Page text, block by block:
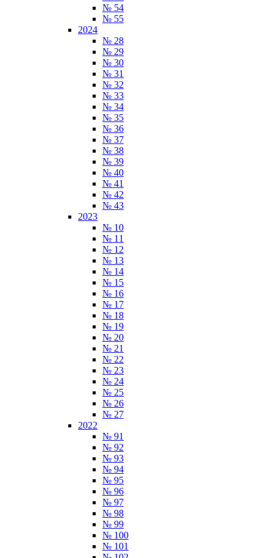
№ 54
№ 55
2024
№ 28
№ 29
№ 30
№ 31
№ 32
№ 33
№ 34
№ 35
№ 36
№ 37
№ 38
№ 39
№ 40
№ 41
№ 42
№ 43
2023
№ 10
№ 11
№ 12
№ 13
№ 14
№ 15
№ 16
№ 17
№ 18
№ 19
№ 20
№ 21
№ 22
№ 23
№ 24
№ 25
№ 26
№ 27
2022
№ 91
№ 92
№ 93
№ 94
№ 95
№ 96
№ 97
№ 98
№ 99
№ 100
№ 101